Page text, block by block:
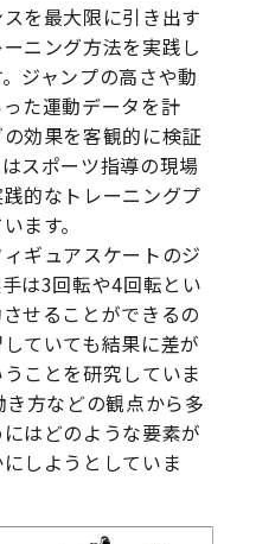
を最大限に引き出す
ニング方法を実践し
ジャンプの高さや動
た運動データを計
効果を客観的に検証
スポーツ指導の現場
的なトレーニングプ
ます。
ギュアスケートのジ
は3回転や4回転とい
せることができるの
ていても結果に差が
ことを研究していま
方などの観点から多
はどのような要素が
しようとしていま